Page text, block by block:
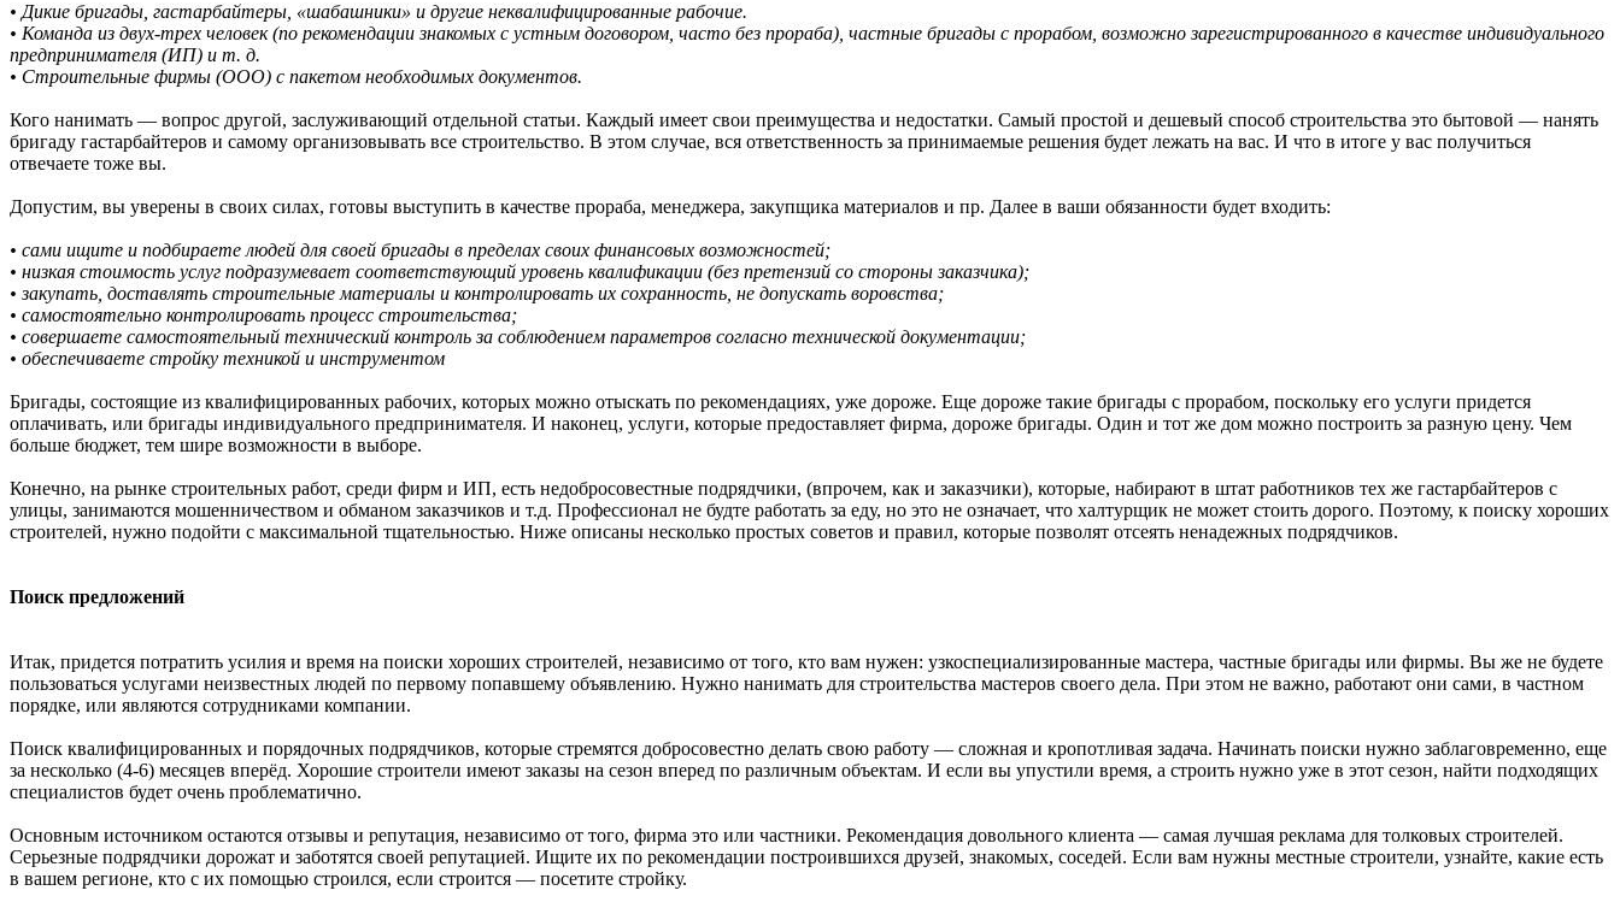
• Дикие бригады, гастарбайтеры, «шабашники» и другие неквалифицированные рабочие.
• Команда из двух-трех человек (по рекомендации знакомых с устным договором, часто без прораба), частные бригады с прорабом, возможно зарегистрированного в качестве индивидуального
предпринимателя (ИП) и т. д.
• Строительные фирмы (ООО) с пакетом необходимых документов.
Кого нанимать — вопрос другой, заслуживающий отдельной статьи. Каждый имеет свои преимущества и недостатки. Самый простой и дешевый способ строительства это бытовой — нанять
бригаду гастарбайтеров и самому организовывать все строительство. В этом случае, вся ответственность за принимаемые решения будет лежать на вас. И что в итоге у вас получиться
отвечаете тоже вы.
Допустим, вы уверены в своих силах, готовы выступить в качестве прораба, менеджера, закупщика материалов и пр. Далее в ваши обязанности будет входить:
• сами ищите и подбираете людей для своей бригады в пределах своих финансовых возможностей;
• низкая стоимость услуг подразумевает соответствующий уровень квалификации (без претензий со стороны заказчика);
• закупать, доставлять строительные материалы и контролировать их сохранность, не допускать воровства;
• самостоятельно контролировать процесс строительства;
• совершаете самостоятельный технический контроль за соблюдением параметров согласно технической документации;
• обеспечиваете стройку техникой и инструментом
Бригады, состоящие из квалифицированных рабочих, которых можно отыскать по рекомендациях, уже дороже. Еще дороже такие бригады с прорабом, поскольку его услуги придется
оплачивать, или бригады индивидуального предпринимателя. И наконец, услуги, которые предоставляет фирма, дороже бригады. Один и тот же дом можно построить за разную цену. Чем
больше бюджет, тем шире возможности в выборе.
Конечно, на рынке строительных работ, среди фирм и ИП, есть недобросовестные подрядчики, (впрочем, как и заказчики), которые, набирают в штат работников тех же гастарбайтеров с
улицы, занимаются мошенничеством и обманом заказчиков и т.д. Профессионал не будте работать за еду, но это не означает, что халтурщик не может стоить дорого. Поэтому, к поиску хороших
строителей, нужно подойти с максимальной тщательностью. Ниже описаны несколько простых советов и правил, которые позволят отсеять ненадежных подрядчиков.
Поиск предложений
Итак, придется потратить усилия и время на поиски хороших строителей, независимо от того, кто вам нужен: узкоспециализированные мастера, частные бригады или фирмы. Вы же не будете
пользоваться услугами неизвестных людей по первому попавшему объявлению. Нужно нанимать для строительства мастеров своего дела. При этом не важно, работают они сами, в частном
порядке, или являются сотрудниками компании.
Поиск квалифицированных и порядочных подрядчиков, которые стремятся добросовестно делать свою работу — сложная и кропотливая задача. Начинать поиски нужно заблаговременно, еще
за несколько (4-6) месяцев вперёд. Хорошие строители имеют заказы на сезон вперед по различным объектам. И если вы упустили время, а строить нужно уже в этот сезон, найти подходящих
специалистов будет очень проблематично.
Основным источником остаются отзывы и репутация, независимо от того, фирма это или частники. Рекомендация довольного клиента — самая лучшая реклама для толковых строителей.
Серьезные подрядчики дорожат и заботятся своей репутацией. Ищите их по рекомендации построившихся друзей, знакомых, соседей. Если вам нужны местные строители, узнайте, какие есть
в вашем регионе, кто с их помощью строился, если строится — посетите стройку.